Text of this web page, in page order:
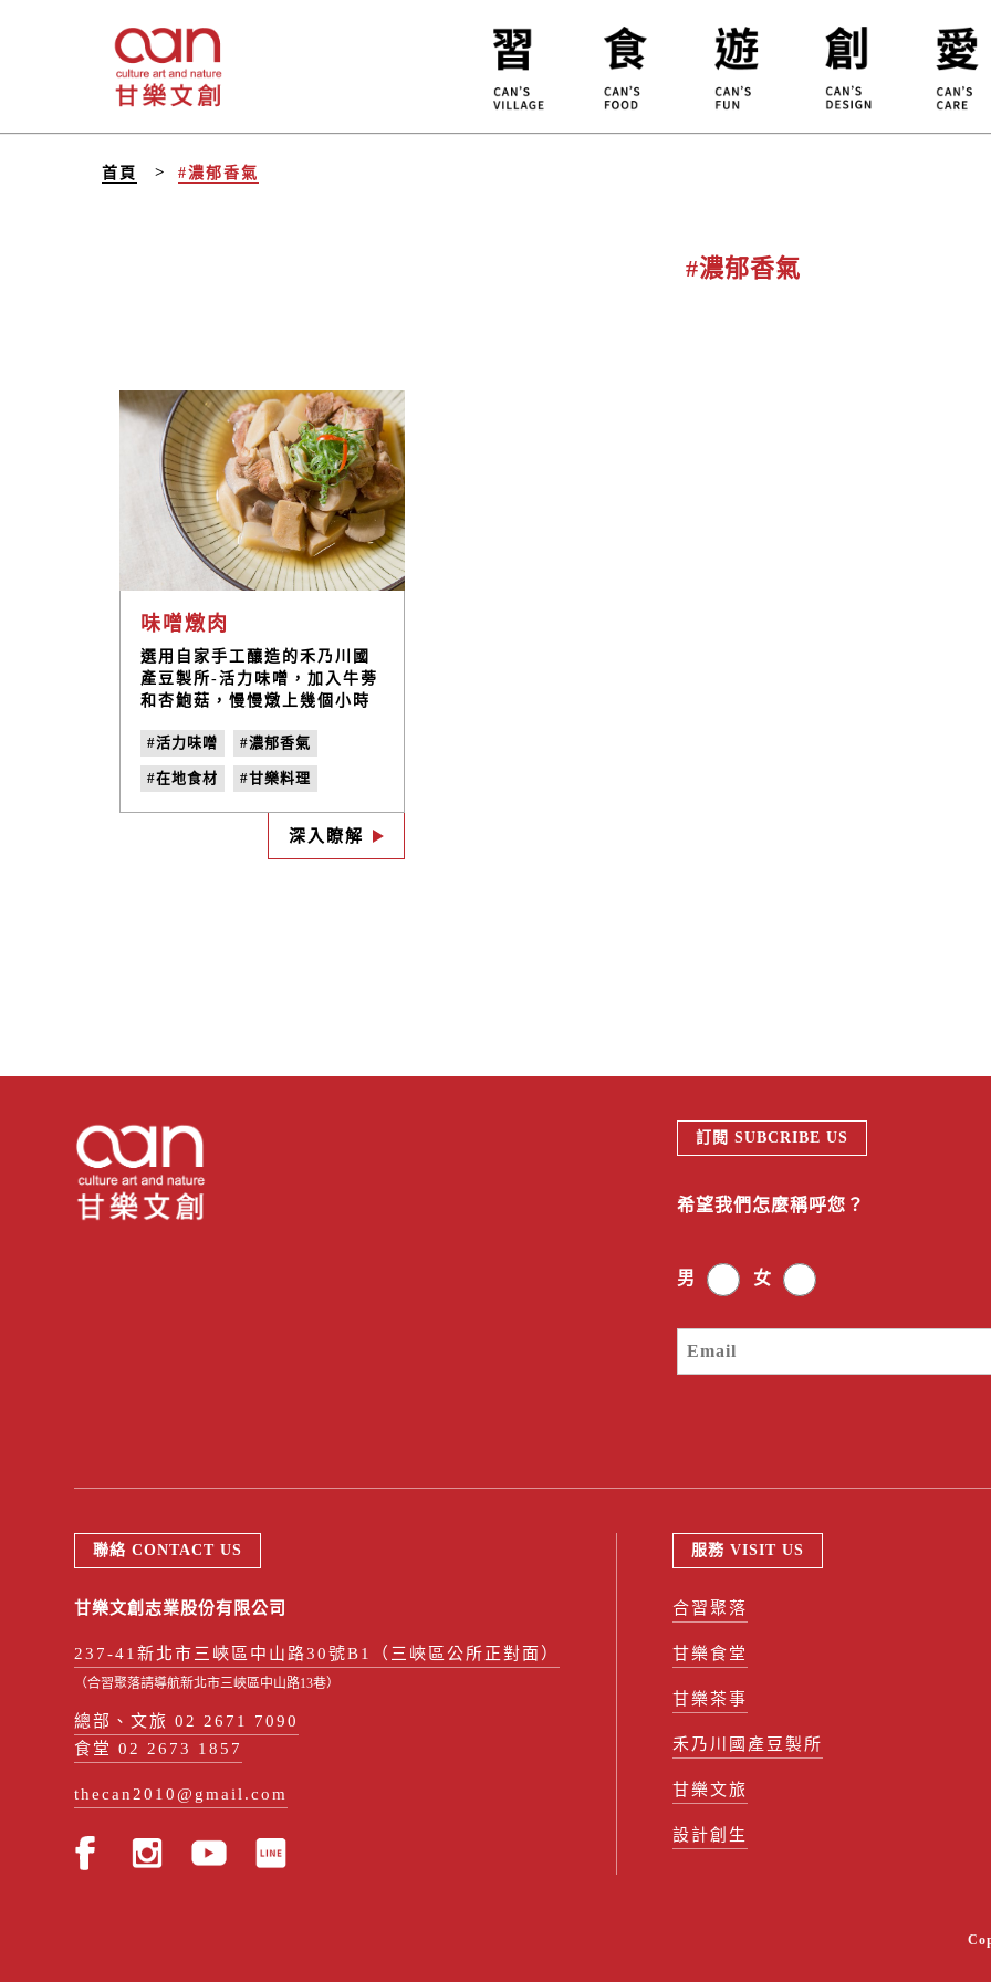
首頁 #濃郁香氣
#濃郁香氣
味噌燉肉
選用自家手工釀造的禾乃川國
產豆製所-活力味噌，加入牛蒡
和杏鮑菇，慢慢燉上幾個小時
綿密且吃進味噌香氣。
#活力味噌 #濃郁香氣
#在地食材 #甘樂料理
#天然釀酵 #三峽美食
深入瞭解
訂閱 SUBCRIBE US
希望我們怎麼稱呼您？
男 女
聯絡 CONTACT US
甘樂文創志業股份有限公司
237-41新北市三峽區中山路30號B1（三峽區公所正對面）
（合習聚落請導航新北市三峽區中山路13巷）
總部、文旅 02 2671 7090
食堂 02 2673 1857
thecan2010@gmail.com
服務 VISIT US
合習聚落
甘樂食堂
甘樂茶事
禾乃川國產豆製所
甘樂文旅
設計創生